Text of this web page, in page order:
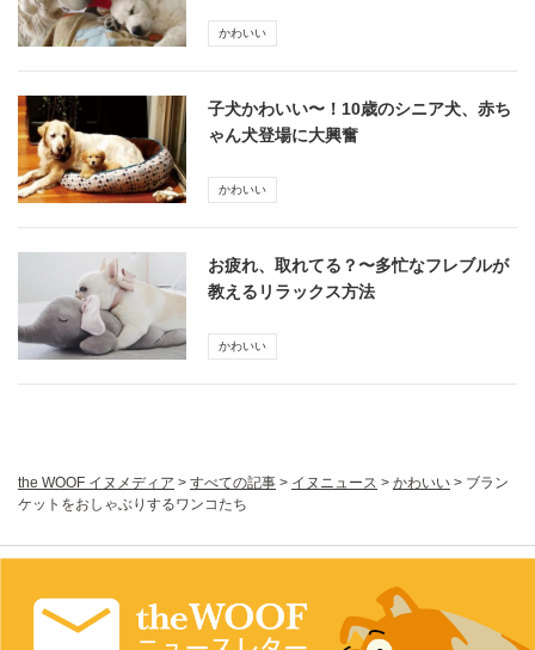
かわいい
子犬かわいい〜！10歳のシニア犬、赤ち
ゃん犬登場に大興奮
かわいい
お疲れ、取れてる？〜多忙なフレブルが
教えるリラックス方法
かわいい
the WOOF イヌメディア > すべての記事 > イヌニュース > かわいい > ブラン
ケットをおしゃぶりするワンコたち